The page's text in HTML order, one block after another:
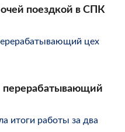
поездкой в СПК
перерабатывающий